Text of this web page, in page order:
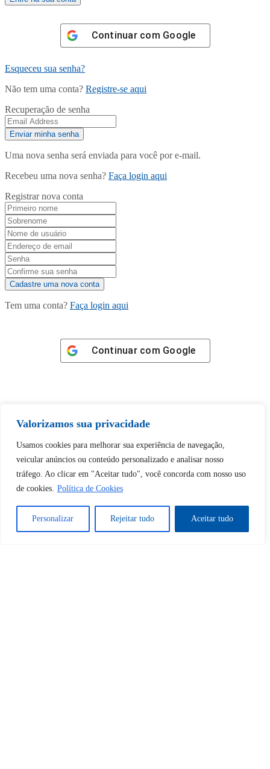
Valorizamos sua privacidade
Usamos cookies para melhorar sua experiência de navegação,
veicular anúncios ou conteúdo personalizado e analisar nosso
tráfego. Ao clicar em "Aceitar tudo", você concorda com nosso uso
de cookies. Política de Cookies
Personalizar Rejeitar tudo Aceitar tudo
Continuar com Google
Esqueceu sua senha?
Não tem uma conta? Registre-se aqui
Recuperação de senha
Uma nova senha será enviada para você por e-mail.
Recebeu uma nova senha? Faça login aqui
Registrar nova conta
Tem uma conta? Faça login aqui
Continuar com Google
Tem certeza de que deseja
desbloquear esta publicação?
Desbloquear esquerda : 0
Sim Não